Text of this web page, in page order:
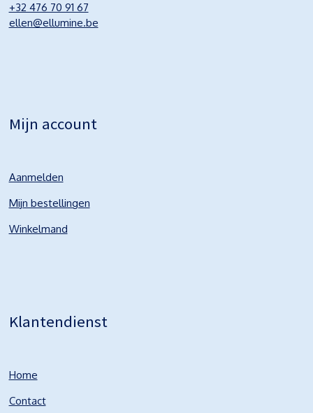
+32 476 70 91 67
ellen@ellumine.be
Mijn account
Aanmelden
Mijn bestellingen
Winkelmand
Klantendienst
Home
Contact